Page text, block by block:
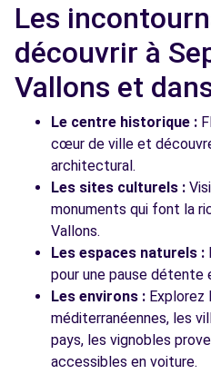
Les
découvrir à
Vallons et
Le centre historique :
cœur de ville et
architectural.
Les sites culturels :
monuments qui font la
Vallons.
Les espaces naturels :
pour une pause détente
Les environs : Explorez
méditerranéennes, les
pays, les vignobles
accessibles en voiture.